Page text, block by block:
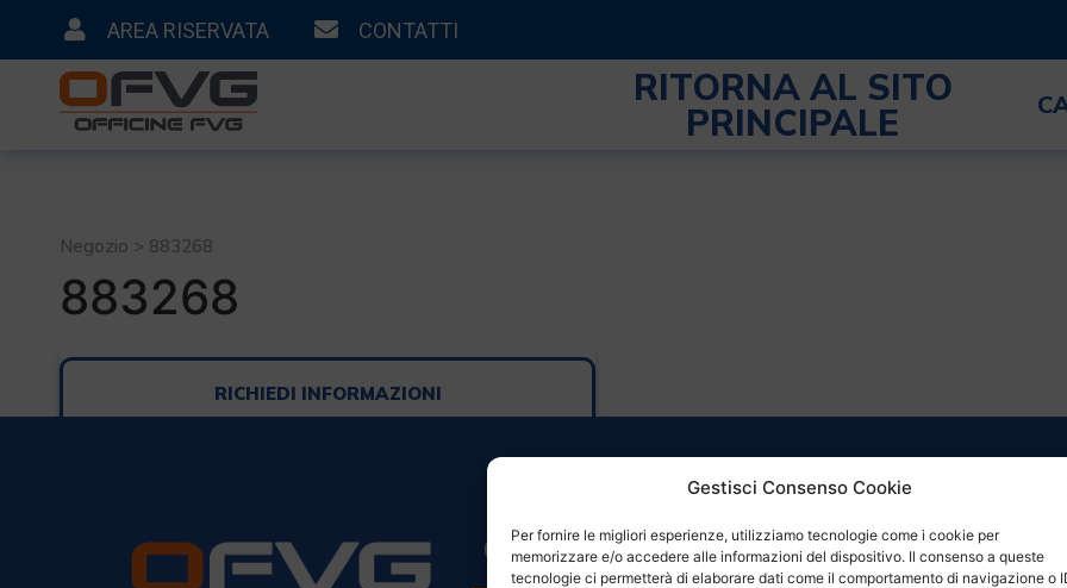
Gestisci Consenso Cookie
Per fornire le migliori esperienze, utilizziamo tecnologie come i cookie per
memorizzare e/o accedere alle informazioni del dispositivo. Il consenso a queste
tecnologie ci permetterà di elaborare dati come il comportamento di navigazione o
AREA RISERVATA CONTATTI
RITORNA AL SITO
PRINCIPALE
Negozio > 883268
883268
RICHIEDI INFORMAZIONI
CONTATTI ORARI